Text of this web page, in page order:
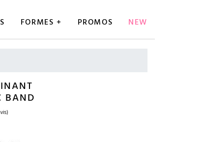
FORMES + PROMOS NEW
BAND